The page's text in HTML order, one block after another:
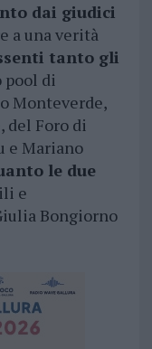
dai giudici
a una verità
tanto gli
pool di
Monteverde,
del Foro di
e Mariano
le due
e
Bongiorno